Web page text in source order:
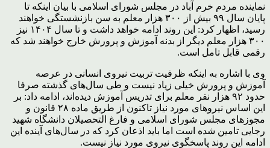
نماینده مردم خرم آباد در مجلس شورای اسلامی با بیان اینکه تا
پایان سال ۹۹ بیش از ۳۰۰ هزار معلم به سن بازنشستگی خواهند
رسید، اظهار کرد: این روند ادامه خواهد داشت و تا سال ۱۴۰۴ نیز
۳۰۰ هزار معلم دیگر از بدنه آموزش و پرورش خارج خواهند شد که
رقمی قابل تامل است.
وی با اشاره به اینکه ظرفیت تربیت نیروی انسانی در عرصه
آموزش و پرورش خیلی زیاد نیست و طی سال‌های گذشته صرفا
حدود ۹۲ هزار نفر معلم برای تدریس آموزش دیده‌اند، ادامه داد: بر
این اساس نیروهای مورد نیاز تاکنون از طریق ماده ۲۸ قانون و
مجوزهای مجلس شورای اسلامی و فارغ التحصیلان دانشگاه شهید
رجایی تامین شده است اما باید اذعان کرد که در سال‌های آینده این
ادامه این روند پاسخگوی نیروی مورد نیاز نیست.